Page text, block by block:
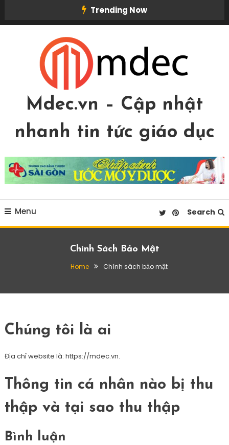
Trending Now
Mdec.vn – Cập nhật
nhanh tin tức giáo dục
Menu Search
Chính Sách Bảo Mật
Home Chính sách bảo mật
Chúng tôi là ai
Địa chỉ website là: https://mdec.vn.
Thông tin cá nhân nào bị thu
thập và tại sao thu thập
Bình luận